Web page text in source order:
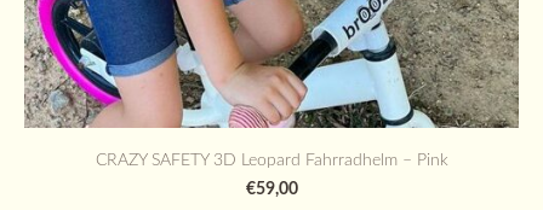
CRAZY SAFETY 3D Leopard Fahrradhelm – Pink
€59,00